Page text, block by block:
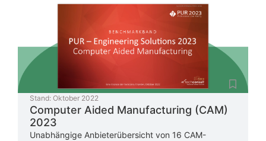
Stand: Oktober 2022
Computer Aided Manufacturing (CAM)
2023
Unabhängige Anbieterübersicht von 16 CAM-